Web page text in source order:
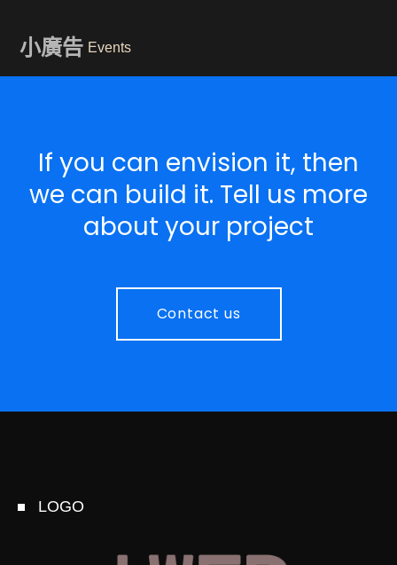
小廣告 Events
If you can envision it, then
we can build it. Tell us more
about your project
Contact us
LOGO